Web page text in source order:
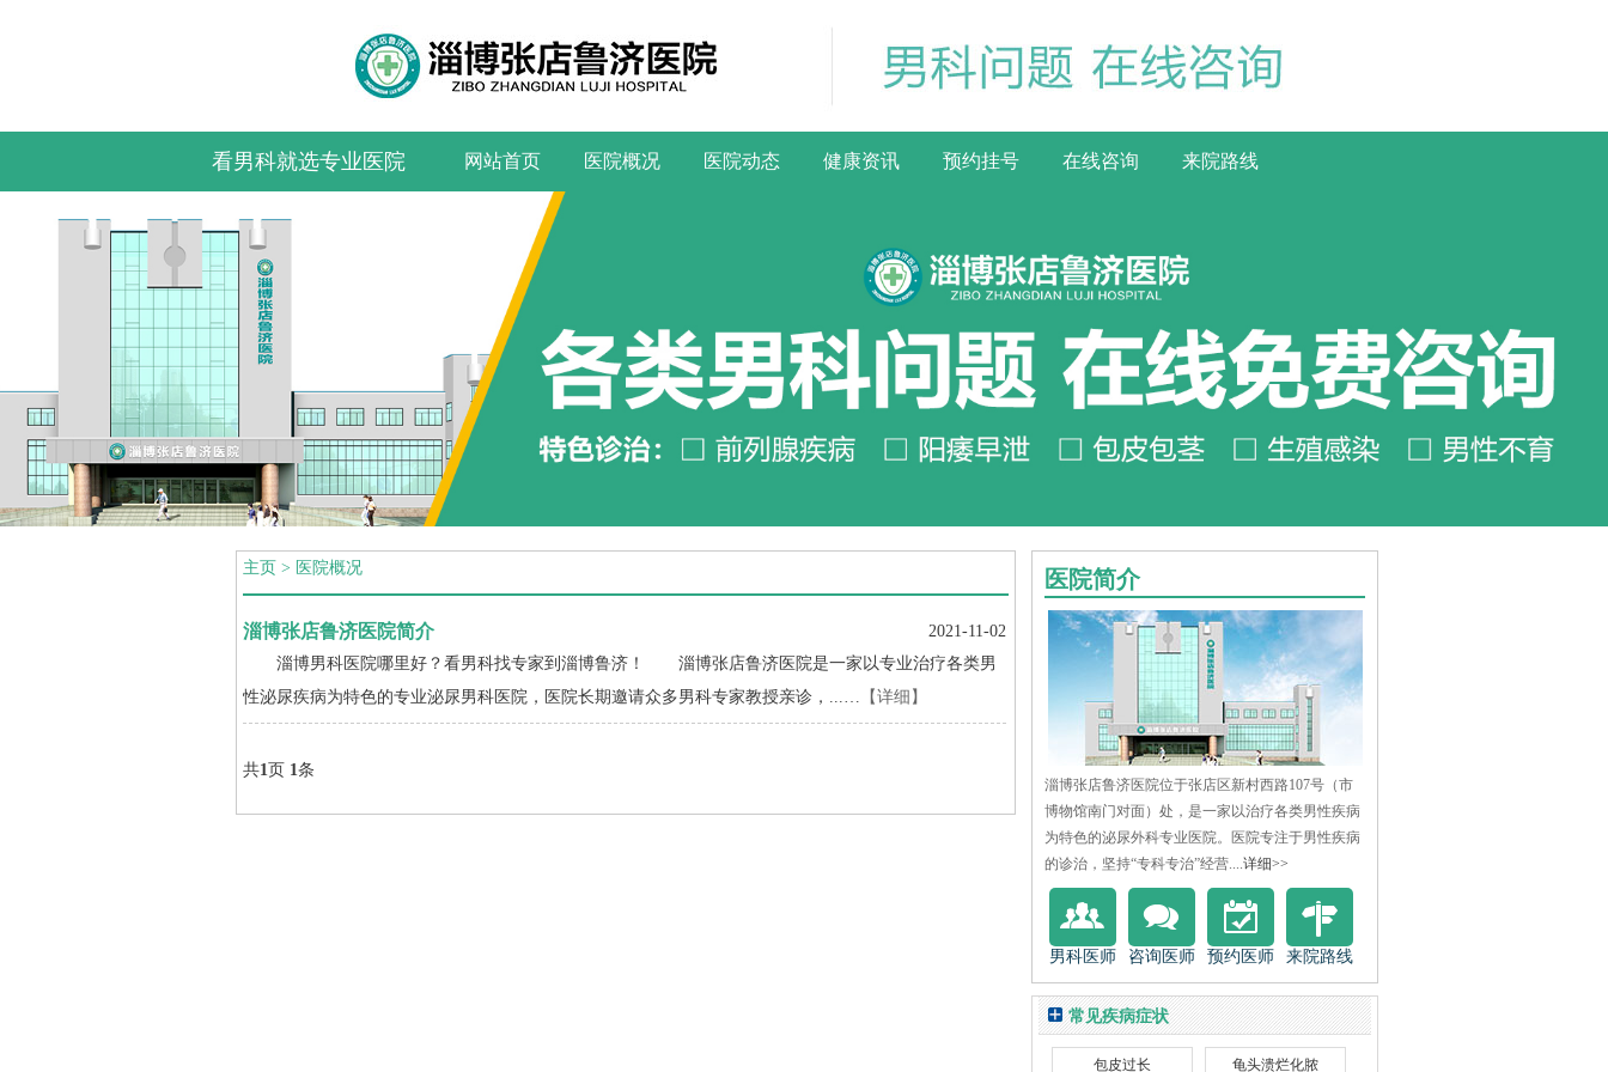
看男科就选专业医院 网站首页 医院概况 医院动态 健康资讯 预约挂号 在线咨询 来院路线
主页 > 医院概况
淄博张店鲁济医院简介
2021-11-02
淄博男科医院哪里好？看男科找专家到淄博鲁济！ 淄博张店鲁济医院是一家以专业治疗各类男
性泌尿疾病为特色的专业泌尿男科医院，医院长期邀请众多男科专家教授亲诊，...… 【详细】
共1页 1条
医院简介
淄博张店鲁济医院位于张店区新村西路107号（市
博物馆南门对面）处，是一家以治疗各类男性疾病
为特色的泌尿外科专业医院。医院专注于男性疾病
的诊治，坚持“专科专治”经营....详细>>
男科医师 咨询医师 预约医师 来院路线
常见疾病症状
包皮过长 龟头溃烂化脓